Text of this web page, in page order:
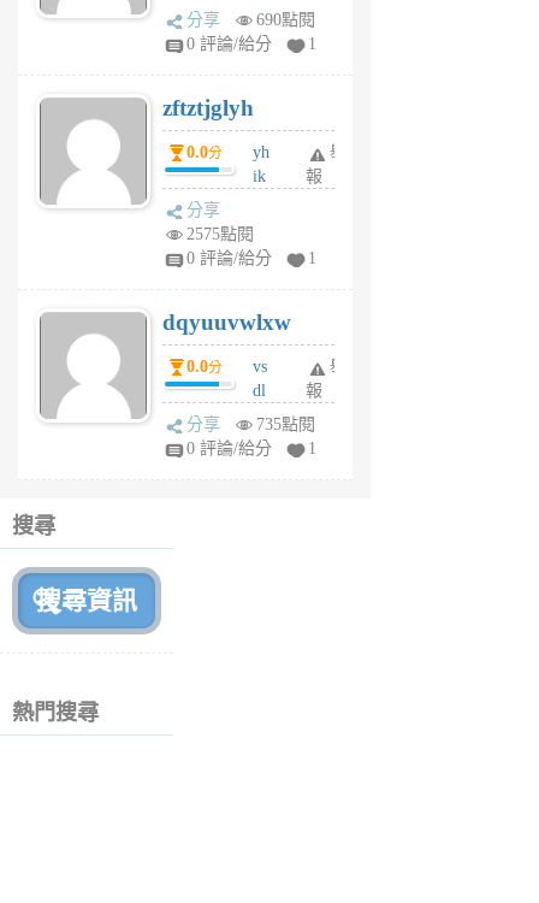
rh
pe
月
前
分享
690點閱
0 評論/給分
1
zftztjglyh
0.0分
yh
ik
tu
6
個
月
前
舉
報
分享
2575點閱
0 評論/給分
1
dqyuuvwlxw
0.0分
vs
dl
sq
fy
舉
報
分享
735點閱
0 評論/給分
1
搜尋
熱門搜尋